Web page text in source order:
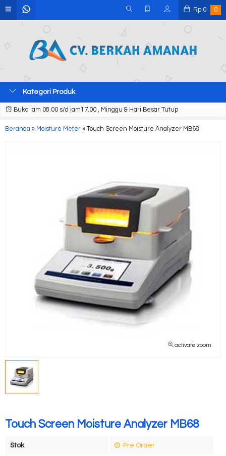
Rp 0 0
Kategori Produk
Buka jam 08.00 s/d jam17.00 , Minggu & Hari Besar Tutup
Beranda » Moisture Meter » Touch Screen Moisture Analyzer MB68
activate zoom
Touch Screen Moisture Analyzer MB68
Stok Pre Order